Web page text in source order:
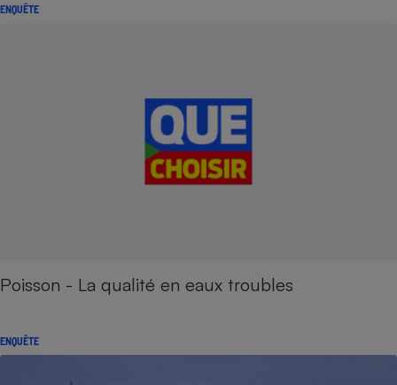
ENQUÊTE
Poisson - La qualité en eaux troubles
ENQUÊTE